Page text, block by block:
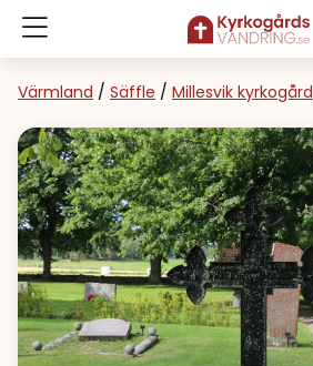
Värmland / Säffle / Millesvik kyrkogård